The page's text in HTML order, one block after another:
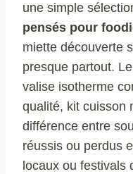
une simple
pensés pour
miette découverte
presque partout.
valise isotherme
qualité, kit cuisson
différence entre
réussis ou perdus
locaux ou festivals